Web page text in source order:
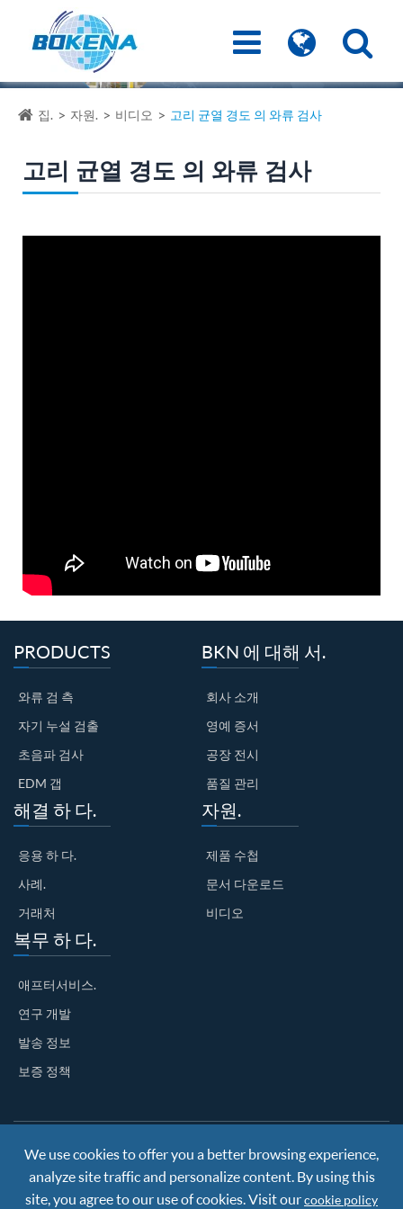
집. 자원. 비디오 고리 균열 경도 의 와류 검사
고리 균열 경도 의 와류 검사
PRODUCTS
와류 검 측
자기 누설 검출
초음파 검사
EDM 갭
BKN 에 대해 서.
회사 소개
영예 증서
공장 전시
품질 관리
해결 하 다.
응용 하 다.
사례.
거래처
자원.
제품 수첩
문서 다운로드
비디오
복무 하 다.
애프터서비스.
연구 개발
발송 정보
보증 정책
Copyright ©Nanjing BKN Automation System Co.,LTD.All
Rights Reserved
Sitemap
Privacy Policy
We use cookies to offer you a better browsing experience,
analyze site traffic and personalize content. By using this
site, you agree to our use of cookies. Visit ourcookie policy